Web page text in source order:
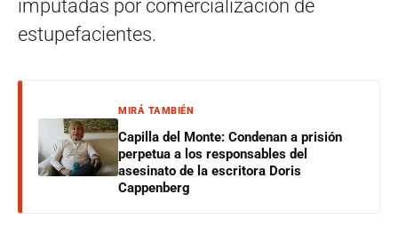
imputadas por comercialización de
estupefacientes.
MIRÁ TAMBIÉN
Capilla del Monte: Condenan a prisión
perpetua a los responsables del
asesinato de la escritora Doris
Cappenberg